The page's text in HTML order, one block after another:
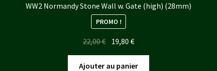
WW2 Normandy Stone Wall w. Gate (high) (28mm)
PROMO !
22,00€ Le
initial
19,80€Le
actuel
Ajouter au panier